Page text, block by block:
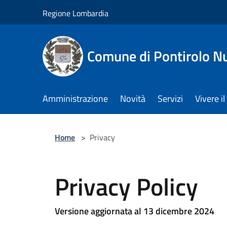
Regione Lombardia
Comune di Pontirolo
Amministrazione Novità Servizi Vivere
Home > Privacy
Privacy Policy
Versione aggiornata al 13 dicembre 2024